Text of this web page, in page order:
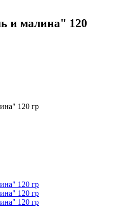
и малина" 120
120 гр